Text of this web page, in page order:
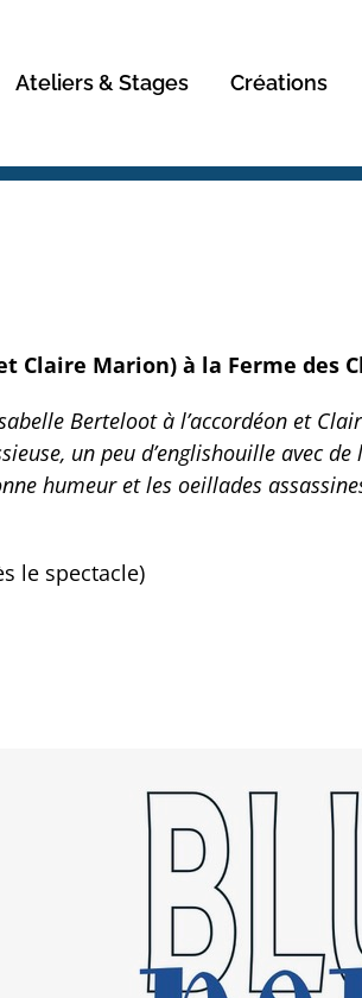
Ateliers & Stages Créations
Claire Marion) à la Ferme des
Berteloot à l’accordéon et
un peu d’englishouille avec
humeur et les oeillades
le spectacle)